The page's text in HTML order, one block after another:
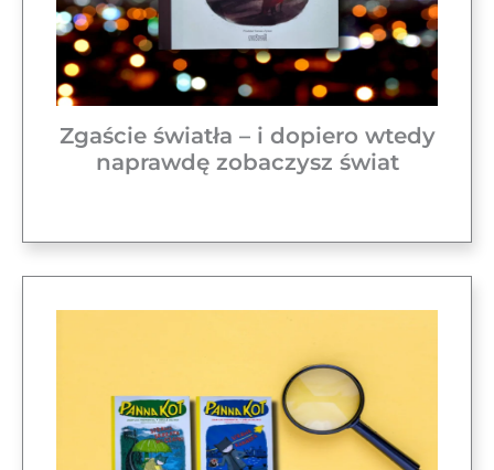
Zgaście światła – i dopiero wtedy
naprawdę zobaczysz świat